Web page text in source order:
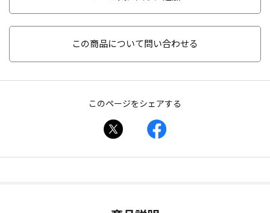
この商品について問い合わせる
このページをシェアする